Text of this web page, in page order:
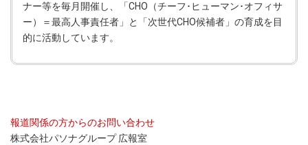
ナー等を毎月開催し、「CHO（チーフ･ヒューマン･オフィサ
ー）＝最高人事責任者」と「次世代CHO候補者」の育成を目
的に活動しています。
報道関係の方からのお問い合わせ
株式会社パソナグループ 広報室